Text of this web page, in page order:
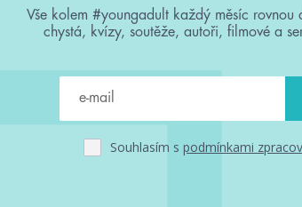
Vše kolem #youngadult každý měsíc
chystá, kvízy, soutěže, autoři, filmové a
Souhlasím s podmínkami